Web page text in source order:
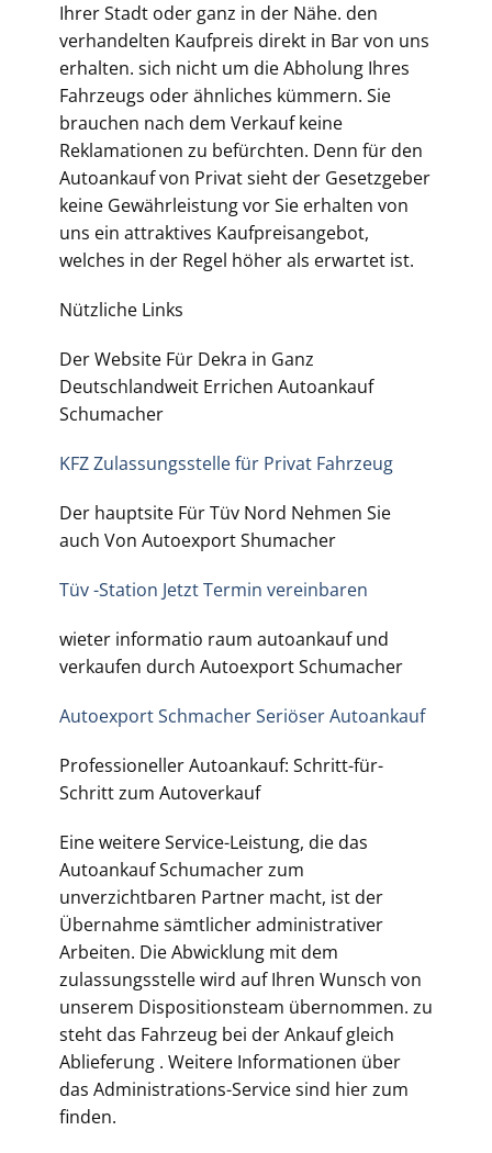
Ihrer Stadt oder ganz in der Nähe. den
verhandelten Kaufpreis direkt in Bar von uns
erhalten. sich nicht um die Abholung Ihres
Fahrzeugs oder ähnliches kümmern. Sie
brauchen nach dem Verkauf keine
Reklamationen zu befürchten. Denn für den
Autoankauf von Privat sieht der Gesetzgeber
keine Gewährleistung vor Sie erhalten von
uns ein attraktives Kaufpreisangebot,
welches in der Regel höher als erwartet ist.
Nützliche Links
Der Website Für Dekra in Ganz
Deutschlandweit Errichen Autoankauf
Schumacher
KFZ Zulassungsstelle für Privat Fahrzeug
Der hauptsite Für Tüv Nord Nehmen Sie
auch Von Autoexport Shumacher
Tüv -Station Jetzt Termin vereinbaren
wieter informatio raum autoankauf und
verkaufen durch Autoexport Schumacher
Autoexport Schmacher Seriöser Autoankauf
Professioneller Autoankauf: Schritt-für-
Schritt zum Autoverkauf
Eine weitere Service-Leistung, die das
Autoankauf Schumacher zum
unverzichtbaren Partner macht, ist der
Übernahme sämtlicher administrativer
Arbeiten. Die Abwicklung mit dem
zulassungsstelle wird auf Ihren Wunsch von
unserem Dispositionsteam übernommen. zu
steht das Fahrzeug bei der Ankauf gleich
Ablieferung . Weitere Informationen über
das Administrations-Service sind hier zum
finden.